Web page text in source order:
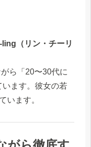
（リン・チーリ
ら「20〜30代に
います。彼女の若
います。